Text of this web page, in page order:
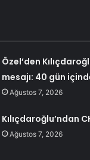
Özel’den
mesajı: 40 gün
Ağustos 7, 2026
Kılıçdaroğlu’ndan
Ağustos 7, 2026